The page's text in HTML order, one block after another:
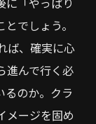
でしょう。
ば、確実に心
進んで行く必
るのか。クラ
メージを固め